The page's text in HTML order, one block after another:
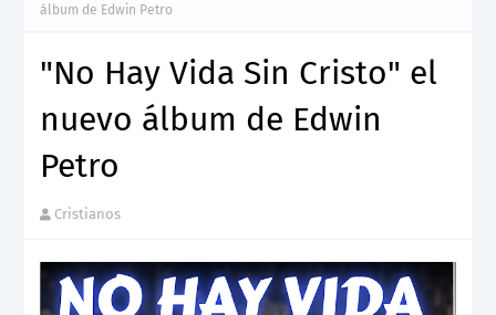
álbum de Edwin Petro
"No Hay Vida Sin Cristo" el
nuevo álbum de Edwin
Petro
Cristianos